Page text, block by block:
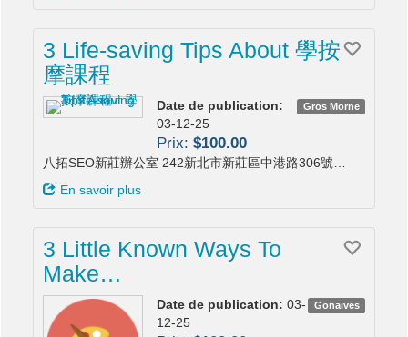
3 Life-saving Tips About 學按
摩課程
Gros Morne
Date de publication:
03-12-25
Prix: $100.00
八拓SEO新莊辦公室 242新北市新莊區中港路306號…
En savoir plus
3 Little Known Ways To
Make…
Gonaïves
Date de publication: 03-
12-25